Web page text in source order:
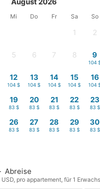
Mi Do Fr Sa So
1 2
5 6 7 8 9
104
12
104 $
13
104 $
14
104 $
15
104 $
16
104
19
83 $
20
83 $
21
83 $
22
83 $
23
83 $
26
83 $
27
83 $
28
83 $
29
83 $
30
83 $
Abreise
pro appartement, für 1